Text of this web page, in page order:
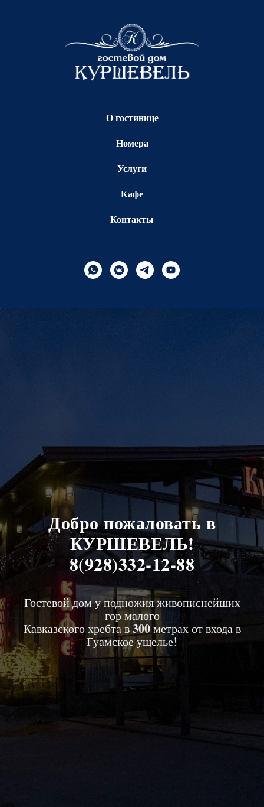
О гостинице
Номера
Услуги
Кафе
Контакты
Добро пожаловать в
КУРШЕВЕЛЬ!
8(928)332-12-88
Гостевой дом у подножия живописнейших
гор малого
Кавказского хребта в300метрах от входа в
Гуамское ущелье!